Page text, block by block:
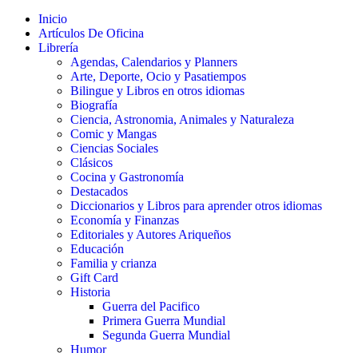
Inicio
Artículos De Oficina
Librería
Agendas, Calendarios y Planners
Arte, Deporte, Ocio y Pasatiempos
Bilingue y Libros en otros idiomas
Biografía
Ciencia, Astronomia, Animales y Naturaleza
Comic y Mangas
Ciencias Sociales
Clásicos
Cocina y Gastronomía
Destacados
Diccionarios y Libros para aprender otros idiomas
Economía y Finanzas
Editoriales y Autores Ariqueños
Educación
Familia y crianza
Gift Card
Historia
Guerra del Pacifico
Primera Guerra Mundial
Segunda Guerra Mundial
Humor